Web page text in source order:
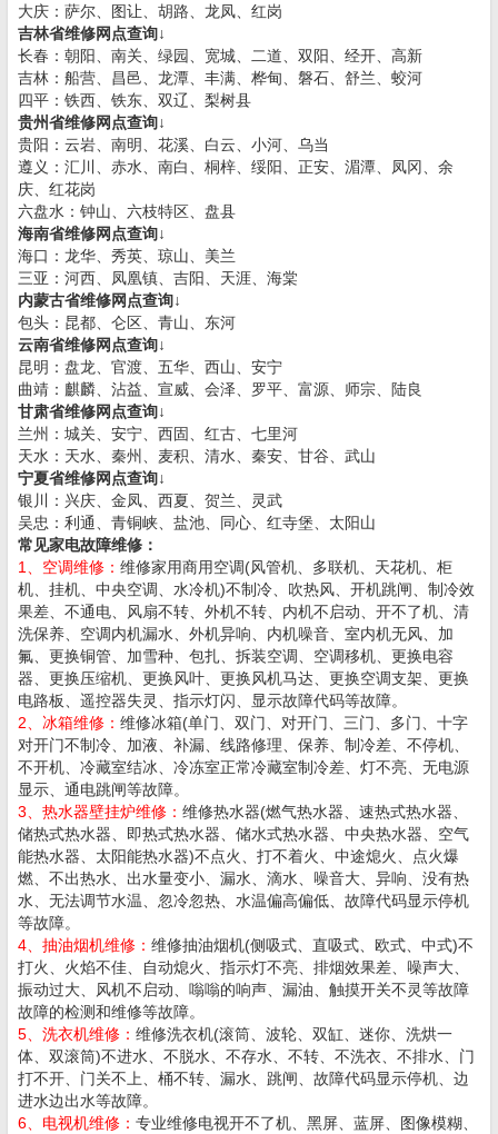
大庆：萨尔、图让、胡路、龙凤、红岗
吉林省维修网点查询↓
长春：朝阳、南关、绿园、宽城、二道、双阳、经开、高新
吉林：船营、昌邑、龙潭、丰满、桦甸、磐石、舒兰、蛟河
四平：铁西、铁东、双辽、梨树县
贵州省维修网点查询↓
贵阳：云岩、南明、花溪、白云、小河、乌当
遵义：汇川、赤水、南白、桐梓、绥阳、正安、湄潭、凤冈、余
庆、红花岗
六盘水：钟山、六枝特区、盘县
海南省维修网点查询↓
海口：龙华、秀英、琼山、美兰
三亚：河西、凤凰镇、吉阳、天涯、海棠
内蒙古省维修网点查询↓
包头：昆都、仑区、青山、东河
云南省维修网点查询↓
昆明：盘龙、官渡、五华、西山、安宁
曲靖：麒麟、沾益、宣威、会泽、罗平、富源、师宗、陆良
甘肃省维修网点查询↓
兰州：城关、安宁、西固、红古、七里河
天水：天水、秦州、麦积、清水、秦安、甘谷、武山
宁夏省维修网点查询↓
银川：兴庆、金凤、西夏、贺兰、灵武
吴忠：利通、青铜峡、盐池、同心、红寺堡、太阳山
常见家电故障维修：
1、空调维修： 维修家用商用空调(风管机、多联机、天花机、柜
机、挂机、中央空调、水冷机)不制冷、吹热风、开机跳闸、制冷效
果差、不通电、风扇不转、外机不转、内机不启动、开不了机、清
洗保养、空调内机漏水、外机异响、内机噪音、室内机无风、加
氟、更换铜管、加雪种、包扎、拆装空调、空调移机、更换电容
器、更换压缩机、更换风叶、更换风机马达、更换空调支架、更换
电路板、遥控器失灵、指示灯闪、显示故障代码等故障。
2、冰箱维修： 维修冰箱(单门、双门、对开门、三门、多门、十字
对开门不制冷、加液、补漏、线路修理、保养、制冷差、不停机、
不开机、冷藏室结冰、冷冻室正常冷藏室制冷差、灯不亮、无电源
显示、通电跳闸等故障。
3、热水器壁挂炉维修： 维修热水器(燃气热水器、速热式热水器、
储热式热水器、即热式热水器、储水式热水器、中央热水器、空气
能热水器、太阳能热水器)不点火、打不着火、中途熄火、点火爆
燃、不出热水、出水量变小、漏水、滴水、噪音大、异响、没有热
水、无法调节水温、忽冷忽热、水温偏高偏低、故障代码显示停机
等故障。
4、抽油烟机维修： 维修抽油烟机(侧吸式、直吸式、欧式、中式)不
打火、火焰不佳、自动熄火、指示灯不亮、排烟效果差、噪声大、
振动过大、风机不启动、嗡嗡的响声、漏油、触摸开关不灵等故障
故障的检测和维修等故障。
5、洗衣机维修： 维修洗衣机(滚筒、波轮、双缸、迷你、洗烘一
体、双滚筒)不进水、不脱水、不存水、不转、不洗衣、不排水、门
打不开、门关不上、桶不转、漏水、跳闸、故障代码显示停机、边
进水边出水等故障。
6、电视机维修： 专业维修电视开不了机、黑屏、蓝屏、图像模糊、